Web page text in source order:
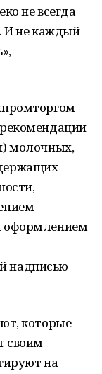
не всегда
И не каждый
—
молочных,
оформлением
надписью
которые
своим
на